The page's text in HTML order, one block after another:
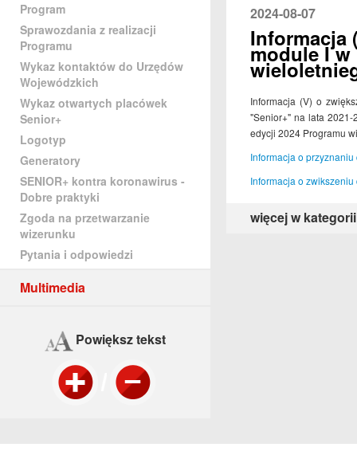
Program
Sprawozdania z realizacji
Programu
Wykaz kontaktów do Urzędów
Wojewódzkich
Wykaz otwartych placówek
Senior+
Logotyp
Generatory
SENIOR+ kontra koronawirus -
Dobre praktyki
Zgoda na przetwarzanie
wizerunku
Pytania i odpowiedzi
Multimedia
Powiększ tekst
2024-08-07
Informacja
module I
Informacja (V) o
"Senior+" na lata
edycji 2024 Programu
Informacja o
Informacja o
więcej w